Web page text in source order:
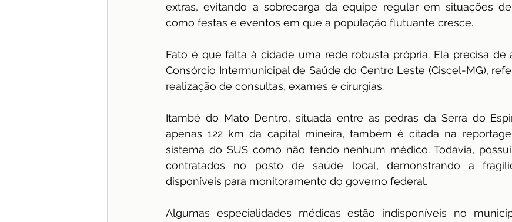
extras, evitando a sobrecarga da equipe regular em situações
como festas e eventos em que a população flutuante cresce.
Fato é que falta à cidade uma rede robusta própria. Ela precisa de
Consórcio Intermunicipal de Saúde do Centro Leste (Ciscel-MG),
realização de consultas, exames e cirurgias.
Itambé do Mato Dentro, situada entre as pedras da Serra do
apenas 122 km da capital mineira, também é citada na
sistema do SUS como não tendo nenhum médico. Todavia,
contratados no posto de saúde local, demonstrando a
disponíveis para monitoramento do governo federal.
Algumas especialidades médicas estão indisponíveis no